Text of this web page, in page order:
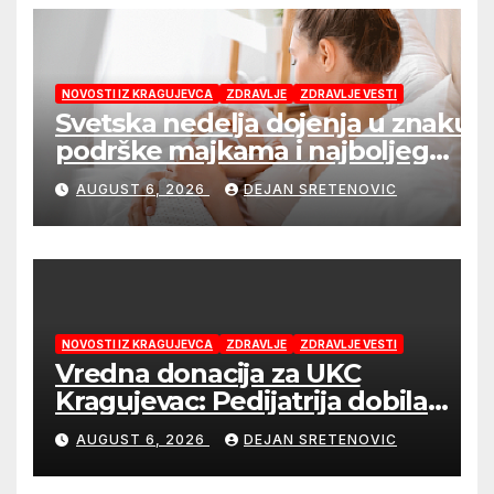
NOVOSTI IZ KRAGUJEVCA ZDRAVLJE ZDRAVLJE VESTI
Svetska nedelja dojenja u znaku
podrške majkama i najboljeg
početka života
AUGUST 6, 2026 DEJAN SRETENOVIC
NOVOSTI IZ KRAGUJEVCA ZDRAVLJE ZDRAVLJE VESTI
Vredna donacija za UKC
Kragujevac: Pedijatrija dobila
mobilni rendgen i mikroskop
vredne 9,6 miliona dinara
AUGUST 6, 2026 DEJAN SRETENOVIC